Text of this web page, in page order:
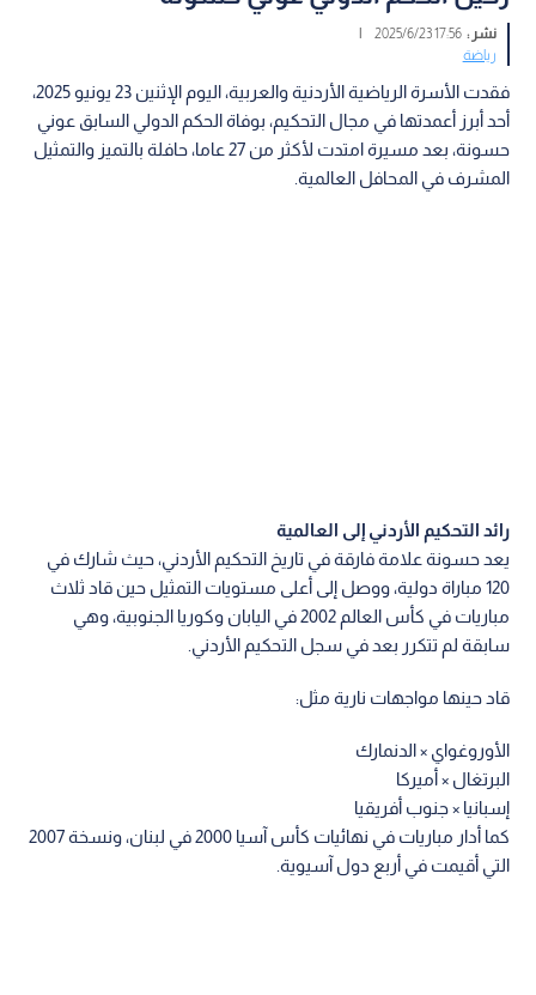
نشر :17:56 2025/6/23
|
رياضة
فقدت الأسرة الرياضية الأردنية والعربية، اليوم الإثنين 23 يونيو 2025،
أحد أبرز أعمدتها في مجال التحكيم، بوفاة الحكم الدولي السابق عوني
حسونة، بعد مسيرة امتدت لأكثر من 27 عاما، حافلة بالتميز والتمثيل
المشرف في المحافل العالمية.
رائد التحكيم الأردني إلى العالمية
يعد حسونة علامة فارقة في تاريخ التحكيم الأردني، حيث شارك في
120 مباراة دولية، ووصل إلى أعلى مستويات التمثيل حين قاد ثلاث
مباريات في كأس العالم 2002 في اليابان وكوريا الجنوبية، وهي
سابقة لم تتكرر بعد في سجل التحكيم الأردني.
قاد حينها مواجهات نارية مثل:
الأوروغواي × الدنمارك
البرتغال × أميركا
إسبانيا × جنوب أفريقيا
كما أدار مباريات في نهائيات كأس آسيا 2000 في لبنان، ونسخة 2007
التي أقيمت في أربع دول آسيوية.